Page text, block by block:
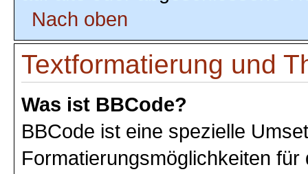
Nach oben
Textformatierung und
Was ist BBCode?
BBCode ist eine spezielle
Formatierungsmöglichkeiten